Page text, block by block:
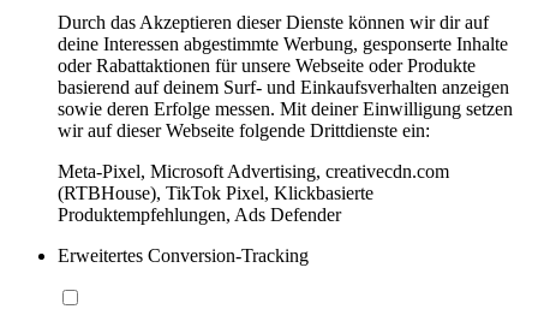
Durch das Akzeptieren dieser Dienste können wir dir auf
deine Interessen abgestimmte Werbung, gesponserte Inhalte
oder Rabattaktionen für unsere Webseite oder Produkte
basierend auf deinem Surf- und Einkaufsverhalten anzeigen
sowie deren Erfolge messen. Mit deiner Einwilligung setzen
wir auf dieser Webseite folgende Drittdienste ein:
Meta-Pixel, Microsoft Advertising, creativecdn.com
(RTBHouse), TikTok Pixel, Klickbasierte
Produktempfehlungen, Ads Defender
Erweitertes Conversion-Tracking